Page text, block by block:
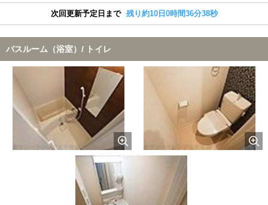
次回更新予定日まで 残り約10日0時間36分38秒
バスルーム（浴室）/ トイレ